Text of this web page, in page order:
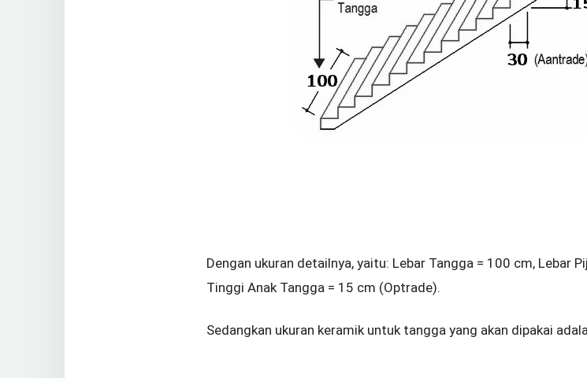
Dengan ukuran detailnya, yaitu: Lebar Tangga = 100 cm, Lebar
Tinggi Anak Tangga = 15 cm (Optrade).
Sedangkan ukuran keramik untuk tangga yang akan dipakai